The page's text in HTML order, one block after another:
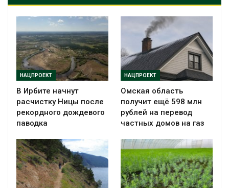
НАЦПРОЕКТ
В Ирбите начнут
расчистку Ницы после
рекордного дождевого
паводка
НАЦПРОЕКТ
Омская область
получит ещё 598 млн
рублей на перевод
частных домов на газ